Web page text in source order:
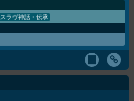
スラヴ神話・伝承